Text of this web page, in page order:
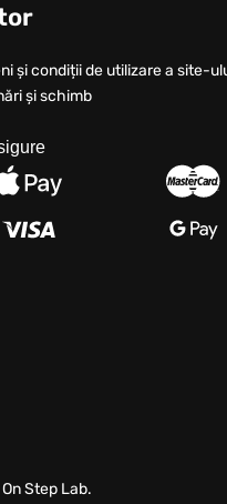
și condiții de utilizare a site-
și schimb
Step Lab.